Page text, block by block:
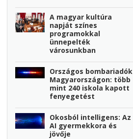
A magyar kultúra
napját színes
programokkal
ünnepelték
városunkban
Országos bombariadók
Magyarországon: több
mint 240 iskola kapott
fenyegetést
Okosból intelligens: Az
AI gyermekkora és
jövője